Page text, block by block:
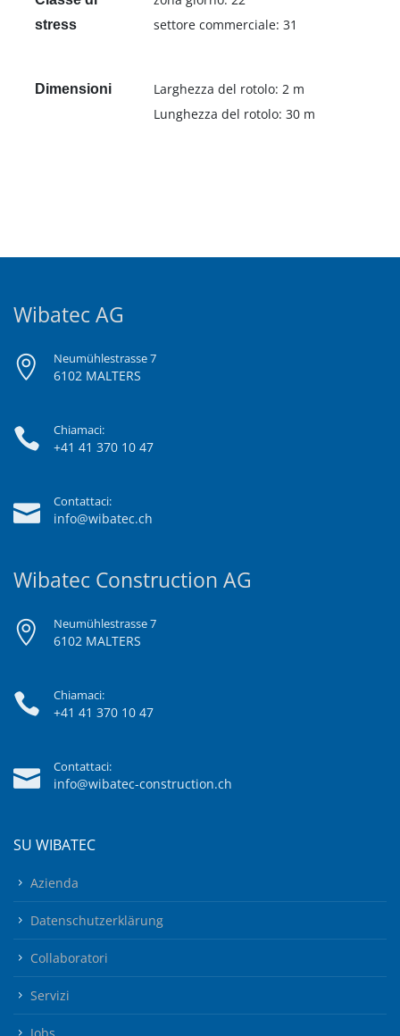
stress
settore commerciale: 31
Dimensioni
Larghezza del rotolo: 2 m
Lunghezza del rotolo: 30 m
Wibatec AG
Neumühlestrasse 7
6102 MALTERS
Chiamaci:
+41 41 370 10 47
Contattaci:
info@wibatec.ch
Wibatec Construction AG
Neumühlestrasse 7
6102 MALTERS
Chiamaci:
+41 41 370 10 47
Contattaci:
info@wibatec-construction.ch
SU WIBATEC
Azienda
Datenschutzerklärung
Collaboratori
Servizi